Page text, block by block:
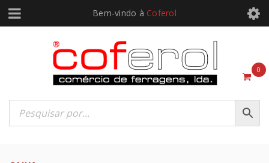
Bem-vindo à Coferol
0